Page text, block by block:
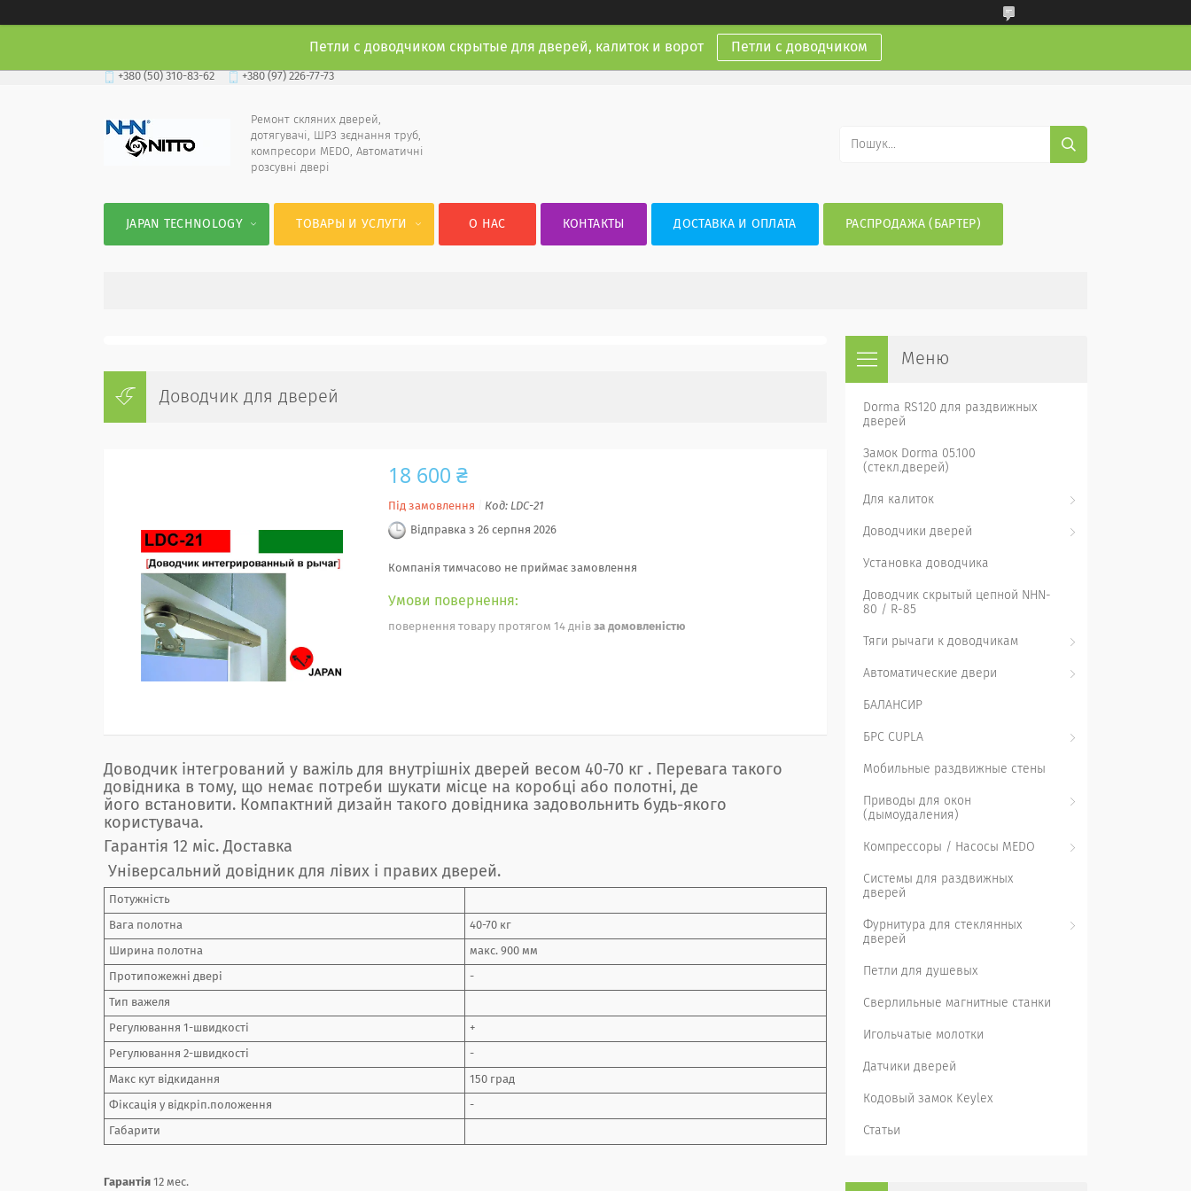
Петли с доводчиком скрытые для дверей, калиток и ворот Петли с доводчиком
+380 (50) 310-83-62 +380 (97) 226-77-73
Ремонт скляних дверей,
дотягувачі, ШРЗ зєднання труб,
компресори MEDO, Автоматичні
розсувні двері
JAPAN TECHNOLOGY ТОВАРЫ И УСЛУГИ О НАС КОНТАКТЫ ДОСТАВКА И ОПЛАТА РАСПРОДАЖА (БАРТЕР)
Доводчик для дверей
18 600 ₴
Під замовлення Код: LDC-21
Відправка з 26 серпня 2026
Компанія тимчасово не приймає замовлення
повернення товару протягом 14 днів за домовленістю
Доводчик інтегрований у важіль для внутрішніх дверей весом 40-70 кг . Перевага такого
довідника в тому, що немає потреби шукати місце на коробці або полотні, де
його встановити. Компактний дизайн такого довідника задовольнить будь-якого
користувача.
Гарантія 12 міс. Доставка
Універсальний довідник для лівих і правих дверей.
Потужність
Вага полотна 40-70 кг
Ширина полотна макс. 900 мм
Протипожежні двері -
Тип важеля
Регулювання 1-швидкості +
Регулювання 2-швидкості -
Макс кут відкидання 150 град
Фіксація у відкріп.положення -
Габарити
Гарантія 12 мес.
Dorma RS120 для раздвижных
дверей
Замок Dorma 05.100
(стекл.дверей)
Для калиток
Доводчики дверей
Установка доводчика
Доводчик скрытый цепной NHN-
80 / R-85
Тяги рычаги к доводчикам
Автоматические двери
БАЛАНСИР
БРС CUPLA
Мобильные раздвижные стены
Приводы для окон
(дымоудаления)
Компрессоры / Насосы MEDO
Системы для раздвижных
дверей
Фурнитура для стеклянных
дверей
Петли для душевых
Сверлильные магнитные станки
Игольчатые молотки
Датчики дверей
Кодовый замок Keylex
Статьи